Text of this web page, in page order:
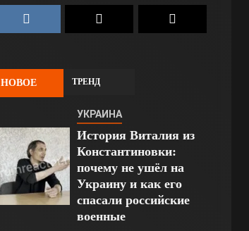
НОВОЕ ТРЕНД
УКРАИНА
История Виталия из
Константиновки:
почему не ушёл на
Украину и как его
спасали российские
военные